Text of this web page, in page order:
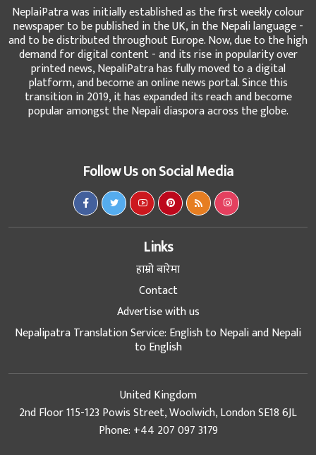
NeplaiPatra was initially established as the first weekly colour
newspaper to be published in the UK, in the Nepali language -
and to be distributed throughout Europe. Now, due to the high
demand for digital content - and its rise in popularity over
printed news, NepaliPatra has fully moved to a digital
platform, and become an online news portal. Since this
transition in 2019, it has expanded its reach and become
popular amongst the Nepali diaspora across the globe.
Follow Us on Social Media
Links
हाम्रो बारेमा
Contact
Advertise with us
Nepalipatra Translation Service: English to Nepali and Nepali
to English
United Kingdom
2nd Floor 115-123 Powis Street, Woolwich, London SE18 6JL
Phone: +44 207 097 3179